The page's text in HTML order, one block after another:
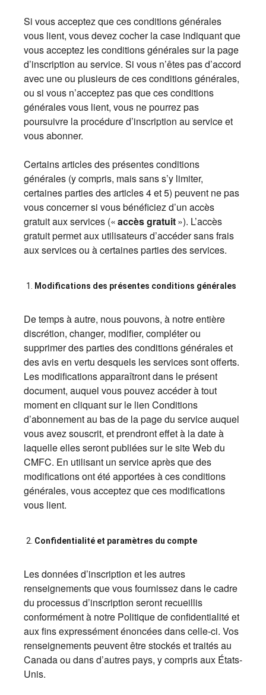
Si vous acceptez que ces conditions générales
vous lient, vous devez cocher la case indiquant que
vous acceptez les conditions générales sur la page
d’inscription au service. Si vous n’êtes pas d’accord
avec une ou plusieurs de ces conditions générales,
ou si vous n’acceptez pas que ces conditions
générales vous lient, vous ne pourrez pas
poursuivre la procédure d’inscription au service et
vous abonner.
Certains articles des présentes conditions
générales (y compris, mais sans s’y limiter,
certaines parties des articles 4 et 5) peuvent ne pas
vous concerner si vous bénéficiez d’un accès
gratuit aux services («accès gratuit»). L’accès
gratuit permet aux utilisateurs d’accéder sans frais
aux services ou à certaines parties des services.
Modifications des présentes conditions générales
De temps à autre, nous pouvons, à notre entière
discrétion, changer, modifier, compléter ou
supprimer des parties des conditions générales et
des avis en vertu desquels les services sont offerts.
Les modifications apparaîtront dans le présent
document, auquel vous pouvez accéder à tout
moment en cliquant sur le lien Conditions
d’abonnement au bas de la page du service auquel
vous avez souscrit, et prendront effet à la date à
laquelle elles seront publiées sur le site Web du
CMFC. En utilisant un service après que des
modifications ont été apportées à ces conditions
générales, vous acceptez que ces modifications
vous lient.
Confidentialité et paramètres du compte
Les données d’inscription et les autres
renseignements que vous fournissez dans le cadre
du processus d’inscription seront recueillis
conformément à notre Politique de confidentialité et
aux fins expressément énoncées dans celle-ci. Vos
renseignements peuvent être stockés et traités au
Canada ou dans d’autres pays, y compris aux États-
Unis.